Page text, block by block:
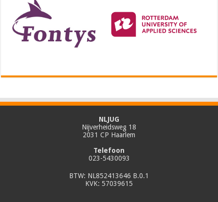
NLJUG
Nijverheidsweg 18
2031 CP Haarlem
Telefoon
023-5430093
BTW: NL852413646 B.0.1
KVK: 57039615